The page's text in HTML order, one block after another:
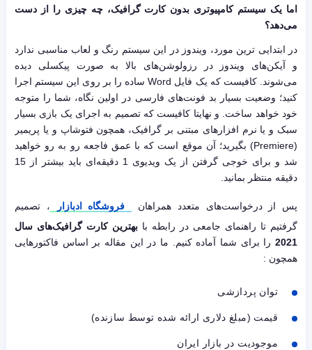
اما یک سیستم کامپیوتری بدون کارت گرافیک، چه چیزی را از دست
می‌دهد؟
در ابتدایی ترین مورد، ویندوز در این سیستم رنگ و لعاب مناسبی ندارد
و آیکن‌های ویندوز در رزولوشن‌های بالا به صورت پیکسلی دیده
می‌شوند. کافیست که یک فایل Word ساده را بر روی این سیستم اجرا
کنید؛ وضعیت بسیار بد فونت‌های فارسی در اولین نگاه، شما را متوجه
خود خواهد ساخت. و نهایتا کافیست که تصمیم به اجرای یک بازی بسیار
سبک و یا نرم افزارهای مبتنی بر گرافیک، همچون فتوشاپ و یا پریمیر
(Premiere) بگیرید؛ آن موقع است که با عمق فاجعه رو به رو خواهید
شد و برای خوجی گرفتن از یک ویدیوی 1 دقیقه‌ای باید بیشتر از 15
دقیقه منتظر بمانید.
پس از درخواست‌های متعدد همراهان فروشگاه ادبازار
، تصمیم
گرفتیم تا راهنمای جامعی در رابطه با بهترین کارت گرافیک‌های سال
2021 را برای شما آماده کنیم. ما در این مقاله بر اساس فاکتورهایی
همچون :
توان پردازشی
قیمت (مبلغ دلاری ارائه شده توسط سازنده)
موجودیت در بازار ایران